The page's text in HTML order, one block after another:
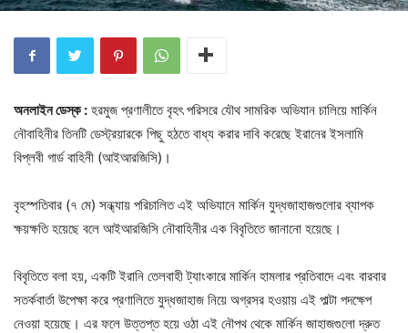
অনলাইন ডেস্ক : হরমুজ প্রণালীতে বৃহৎ পরিসরে যৌথ সামরিক অভিযান চালিয়ে মার্কিন
নৌবাহিনীর তিনটি ডেস্ট্রয়ারকে পিছু হঠতে বাধ্য করার দাবি করেছে ইরানের ইসলামি
বিপ্লবী গার্ড বাহিনী (আইআরজিসি)।
বৃহস্পতিবার (৭ মে) সন্ধ্যায় পরিচালিত এই অভিযানে মার্কিন যুদ্ধজাহাজগুলোর ব্যাপক
ক্ষয়ক্ষতি হয়েছে বলে আইআরজিসি নৌবাহিনীর এক বিবৃতিতে জানানো হয়েছে।
বিবৃতিতে বলা হয়, একটি ইরানি তেলবাহী ট্যাংকারে মার্কিন হামলার প্রতিবাদে এবং বারবার
সতর্কবার্তা উপেক্ষা করে প্রণালিতে যুদ্ধজাহাজ নিয়ে অগ্রসর হওয়ায় এই পাল্টা পদক্ষেপ
নেওয়া হয়েছে। এর ফলে উত্তপ্ত হয়ে ওঠা এই নৌপথ থেকে মার্কিন জাহাজগুলো দ্রুত